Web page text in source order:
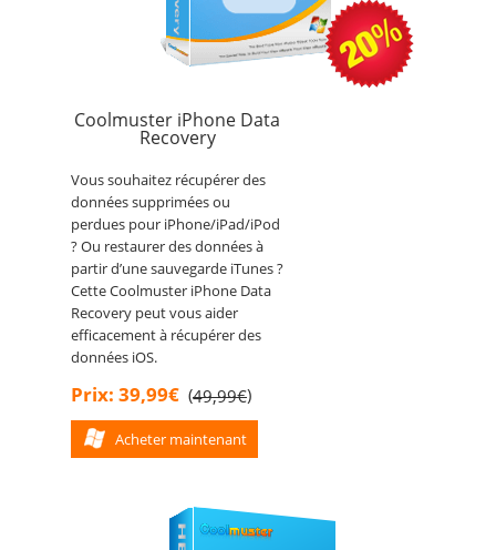
Coolmuster iPhone Data
Recovery
Vous souhaitez récupérer des
données supprimées ou
perdues pour iPhone/iPad/iPod
? Ou restaurer des données à
partir d’une sauvegarde iTunes ?
Cette Coolmuster iPhone Data
Recovery peut vous aider
efficacement à récupérer des
données iOS.
Prix: 39,99€ (49,99€)
Acheter maintenant